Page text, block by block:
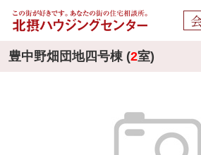
豊中野畑団地四号棟 (2室)